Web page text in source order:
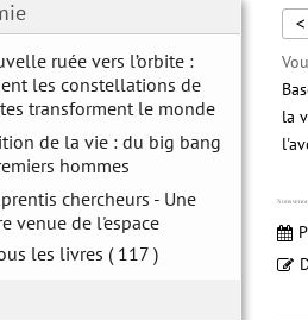
ruée vers l’orbite :
les constellations de
transforment le monde
de la vie : du big bang
hommes
chercheurs - Une
venue de l'espace
les livres ( 117 )
la
Nous